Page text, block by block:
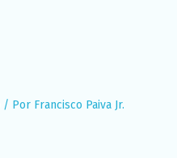
/ Por Francisco Paiva Jr.
recusar esses
cookies,